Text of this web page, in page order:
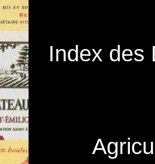
Index des